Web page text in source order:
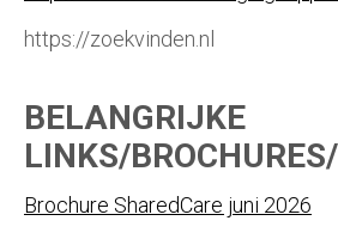
https://zoekvinden.nl
BELANGRIJKE
LINKS/
Brochure SharedCare juni 2026